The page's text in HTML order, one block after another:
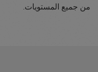
من جميع المستويات.